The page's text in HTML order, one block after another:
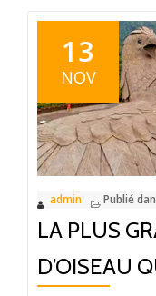
13
NOV
admin Publié
LA PLUS
D’OISEAU